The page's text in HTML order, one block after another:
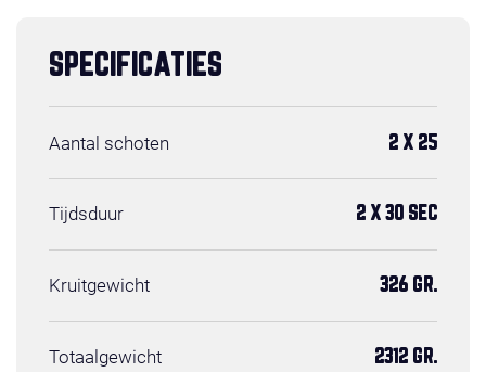
SPECIFICATIES
Aantal schoten 2 X 25
Tijdsduur 2 X 30 SEC
Kruitgewicht 326 GR.
Totaalgewicht 2312 GR.